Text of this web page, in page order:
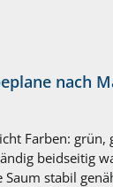
nach
Farben: grün,
beidseitig
Saum stabil